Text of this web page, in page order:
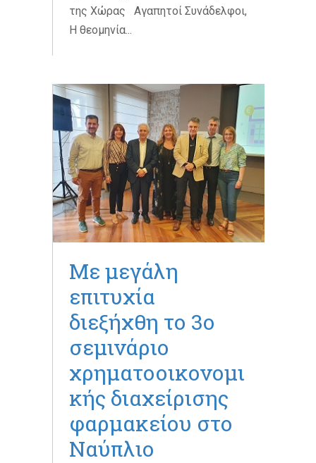
της Χώρας Αγαπητοί Συνάδελφοι,
Η θεομηνία...
Με μεγάλη
επιτυχία
διεξήχθη το 3ο
σεμινάριο
χρηματοοικονομι
κής διαχείρισης
φαρμακείου στο
Ναύπλιο